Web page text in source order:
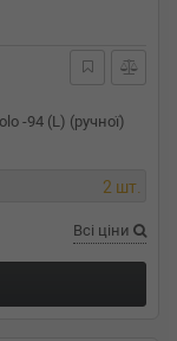
-94 (L) (ручної)
2 шт.
Всі ціни